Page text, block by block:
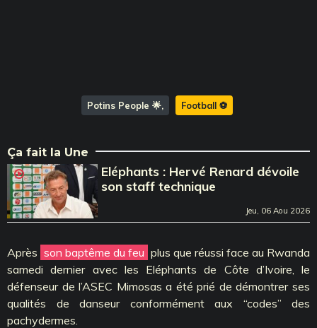
Potins People 🌟 Football ⚽️
Ça fait la Une
Eléphants : Hervé Renard dévoile
son staff technique
Jeu, 06 Aou 2026
Après son baptême du feu plus que réussi face au Rwanda
samedi dernier avec les Eléphants de Côte d’Ivoire, le
défenseur de l’ASEC Mimosas a été prié de démontrer ses
qualités de danseur conformément aux ‘‘codes’’ des
pachydermes.